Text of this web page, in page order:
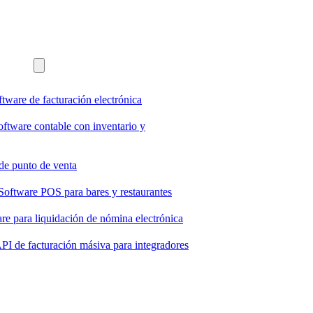
de facturación electrónica
contable con inventario y
punto de venta
POS para bares y restaurantes
para liquidación de nómina electrónica
de facturación másiva para integradores